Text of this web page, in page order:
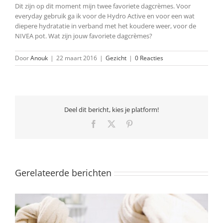
Dit zijn op dit moment mijn twee favoriete dagcrèmes. Voor
everyday gebruik ga ik voor de Hydro Active en voor een wat
diepere hydratatie in verband met het koudere weer, voor de
NIVEA pot. Wat zijn jouw favoriete dagcrèmes?
DoorAnouk | 22 maart 2016 | Gezicht | 0 Reacties
Deel dit bericht, kies je platform!
Facebook
Gerelateerde berichten